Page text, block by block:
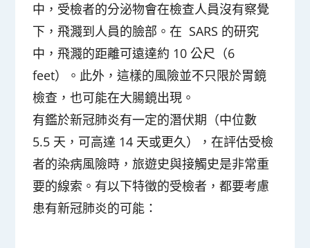
中，受檢者的分泌物會在檢查人員沒有察覺
下，飛濺到人員的臉部。在 SARS 的研究
中，飛濺的距離可遠達約 10 公尺（6
feet）。此外，這樣的風險並不只限於胃鏡
檢查，也可能在大腸鏡出現。
有鑑於新冠肺炎有一定的潛伏期（中位數
5.5 天，可高達 14 天或更久），在評估受檢
者的染病風險時，旅遊史與接觸史是非常重
要的線索。有以下特徵的受檢者，都要考慮
患有新冠肺炎的可能：